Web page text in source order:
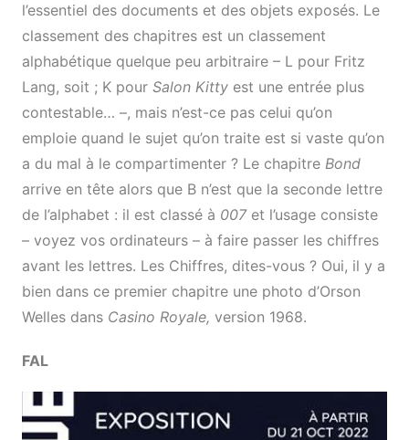
l’essentiel des documents et des objets exposés. Le
classement des chapitres est un classement
alphabétique quelque peu arbitraire – L pour Fritz
Lang, soit ; K pour Salon Kitty est une entrée plus
contestable… –, mais n’est-ce pas celui qu’on
emploie quand le sujet qu’on traite est si vaste qu’on
a du mal à le compartimenter ? Le chapitre Bond
arrive en tête alors que B n’est que la seconde lettre
de l’alphabet : il est classé à 007et l’usage consiste
– voyez vos ordinateurs – à faire passer les chiffres
avant les lettres. Les Chiffres, dites-vous ? Oui, il y a
bien dans ce premier chapitre une photo d’Orson
Welles dans Casino Royale, version 1968.
FAL